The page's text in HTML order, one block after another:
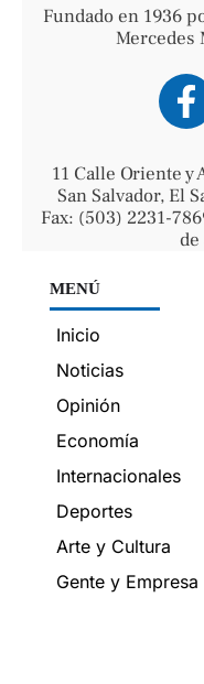
Fundado en 1936
Mercedes
11 Calle Oriente y
San Salvador, El
Fax: (503) 2231-
de
MENÚ
Inicio
Noticias
Opinión
Economía
Internacionales
Deportes
Arte y Cultura
Gente y Empresa